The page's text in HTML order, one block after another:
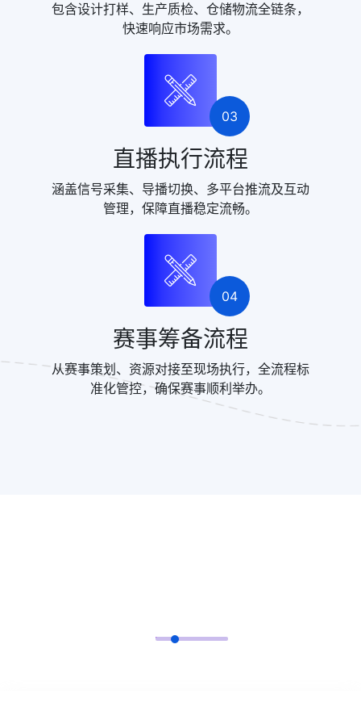
包含设计打样、生产质检、仓储物流全链条，
快速响应市场需求。
03
直播执行流程
涵盖信号采集、导播切换、多平台推流及互动
管理，保障直播稳定流畅。
04
赛事筹备流程
从赛事策划、资源对接至现场执行，全流程标
准化管控，确保赛事顺利举办。